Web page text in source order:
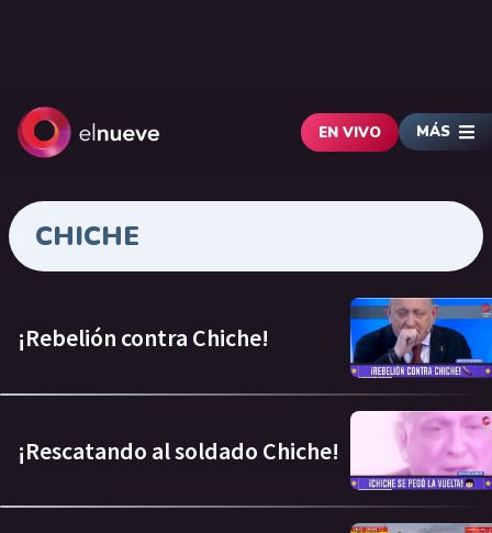
EN VIVO MÁS
CHICHE
¡Rebelión contra Chiche!
¡Rescatando al soldado Chiche!